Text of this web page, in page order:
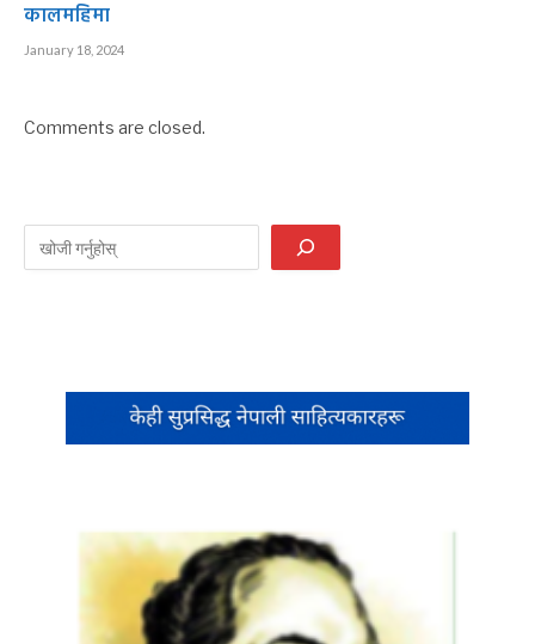
कालमहिमा
January 18, 2024
Comments are closed.